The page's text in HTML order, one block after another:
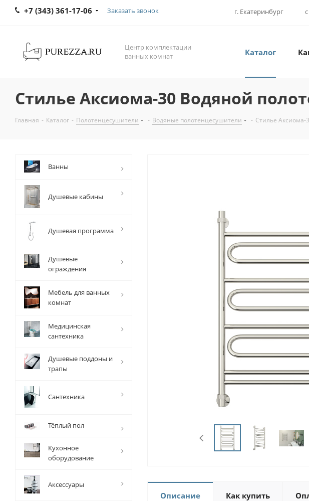
+7 (343) 361-17-06 Заказать звонок г. Екатеринбург
Центр комплектации
ванных комнат
Каталог
Стилье Аксиома-30 Водяной
Главная - Каталог - Полотенцесушители - Водяные полотенцесушители - Стилье Аксиома-
Описание Как купить
Ванны
Душевые кабины
Душевая программа
Душевые
ограждения
Мебель для ванных
комнат
Медицинская
сантехника
Душевые поддоны и
трапы
Сантехника
Тёплый пол
Кухонное
оборудование
Аксессуары